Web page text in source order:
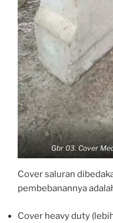
Gbr 03. Cover
Cover saluran
pembebanannya
Cover heavy duty